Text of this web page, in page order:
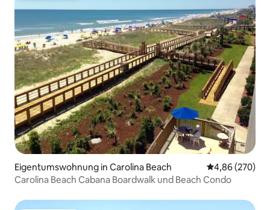
Eigentumswohnung in Carolina Beach
4,86 (270)
Carolina Beach Cabana Boardwalk und Beach Condo